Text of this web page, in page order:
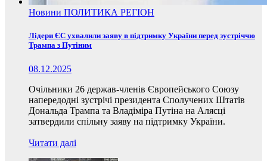
Новини ПОЛИТИКА РЕГІОН
Лідери ЄС ухвалили заяву в підтримку України перед зустріччю
Трампа з Путіним
08.12.2025
Очільники 26 держав-членів Європейського Союзу
напередодні зустрічі президента Сполучених Штатів
Дональда Трампа та Владіміра Путіна на Алясці
затвердили спільну заяву на підтримку України.
Читати далі